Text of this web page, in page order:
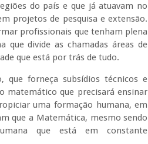
do país e que já atuavam no
projetos de pesquisa e extensão.
profissionais que tenham plena
que divide as chamadas áreas de
que está por trás de tudo.
que forneça subsídios técnicos e
matemático que precisará ensinar
uma formação humana, em
que a Matemática, mesmo sendo
que está em constante